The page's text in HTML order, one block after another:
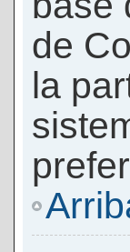
de
la